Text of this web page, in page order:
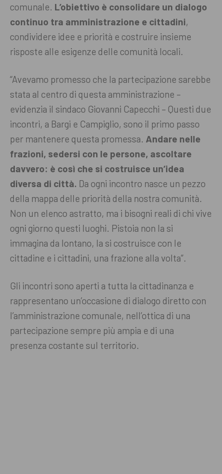
comunale. L’obiettivo è consolidare un dialogo
continuo tra amministrazione e cittadini,
condividere idee e priorità e costruire insieme
risposte alle esigenze delle comunità locali.
“Avevamo promesso che la partecipazione sarebbe
stata al centro di questa amministrazione –
evidenzia il sindaco Giovanni Capecchi – Questi due
incontri, a Bargi e Campiglio, sono il primo passo
per mantenere questa promessa. Andare nelle
frazioni, sedersi con le persone, ascoltare
davvero: è così che si costruisce un’idea
diversa di città. Da ogni incontro nasce un pezzo
della mappa delle priorità della nostra comunità.
Non un elenco astratto, ma i bisogni reali di chi vive
ogni giorno questi luoghi. Pistoia non la si
immagina da lontano, la si costruisce con le
cittadine e i cittadini, una frazione alla volta”.
Gli incontri sono aperti a tutta la cittadinanza e
rappresentano un’occasione di dialogo diretto con
l’amministrazione comunale, nell’ottica di una
partecipazione sempre più ampia e di una
presenza costante sul territorio.